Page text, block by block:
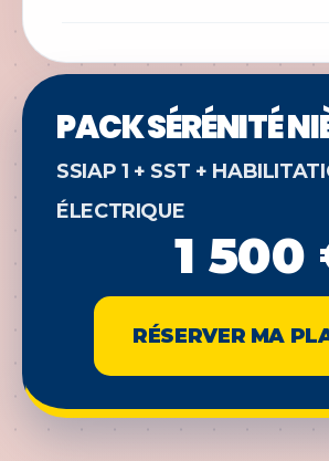
PACK SÉRÉNITÉ
SSIAP 1 + SST +
ÉLECTRIQUE
1 500
RÉSERVER MA